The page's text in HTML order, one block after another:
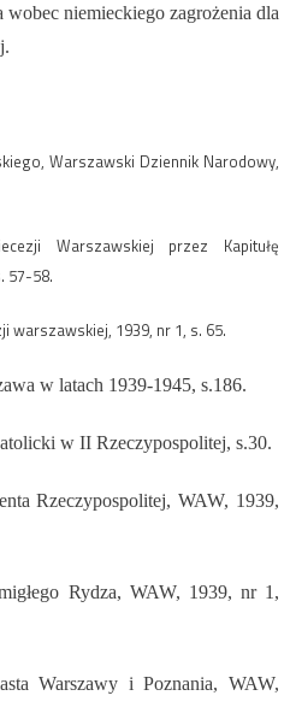
wobec niemieckiego zagrożenia dla
Warszawski Dziennik Narodowy,
Warszawskiej przez Kapitułę
57-58.
warszawskiej, 1939, nr 1, s. 65.
w latach 1939-1945, s.186.
w II Rzeczypospolitej, s.30.
Rzeczypospolitej, WAW, 1939,
Rydza, WAW, 1939, nr 1,
Warszawy i Poznania, WAW,